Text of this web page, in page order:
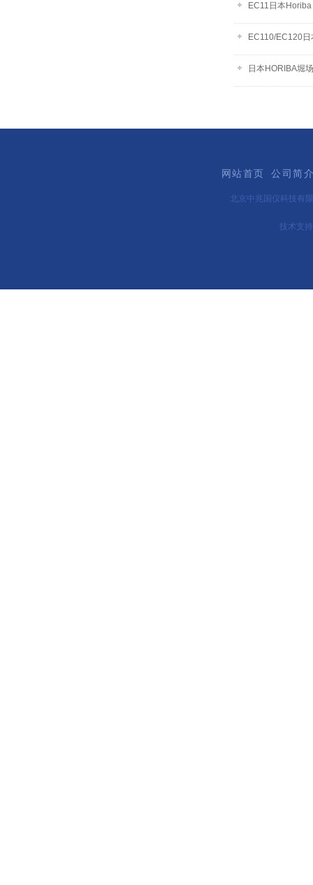
EC11日本
EC110/EC120
日本HORIBA堀
网站首页 公司简
北京中兆国仪科技有
技术支